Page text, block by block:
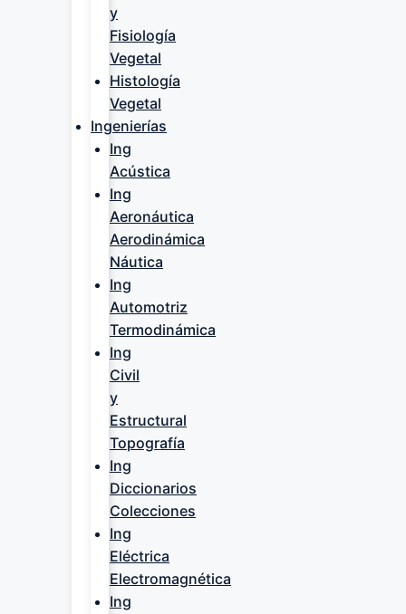
y
Fisiología
Vegetal
Histología
Vegetal
Ingenierías
Ing
Acústica
Ing
Aeronáutica
Aerodinámica
Náutica
Ing
Automotriz
Termodinámica
Ing
Civil
y
Estructural
Topografía
Ing
Diccionarios
Colecciones
Ing
Eléctrica
Electromagnética
Ing